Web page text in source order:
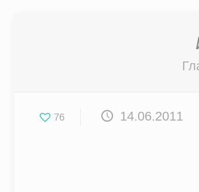
76 14.06.2011